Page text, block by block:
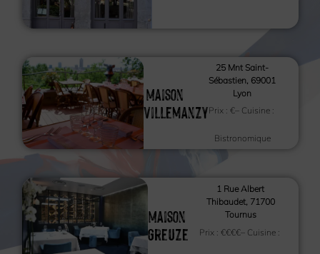
Maison
Villemanzy
25 Mnt Saint-
Sébastien, 69001
Lyon
Prix : €– Cuisine :
Bistronomique
Maison
Greuze
1 Rue Albert
Thibaudet, 71700
Tournus
Prix : €€€€– Cuisine :